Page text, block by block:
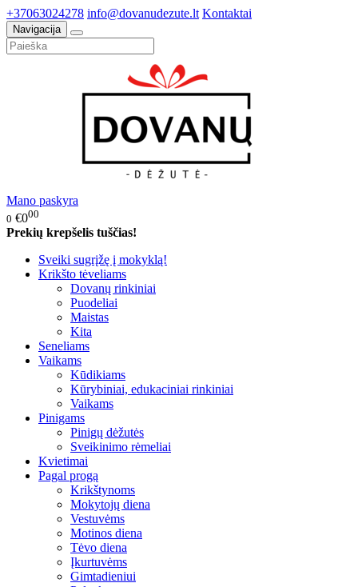
+37063024278 info@dovanudezute.lt Kontaktai
Navigacija
Mano paskyra
0 €000
Prekių krepšelis tuščias!
Sveiki sugrįžę į mokyklą!
Krikšto tėveliams
Dovanų rinkiniai
Puodeliai
Maistas
Kita
Seneliams
Vaikams
Kūdikiams
Kūrybiniai, edukaciniai rinkiniai
Vaikams
Pinigams
Pinigų dėžutės
Sveikinimo rėmeliai
Kvietimai
Pagal progą
Krikštynoms
Mokytojų diena
Vestuvėms
Motinos diena
Tėvo diena
Įkurtuvėms
Gimtadieniui